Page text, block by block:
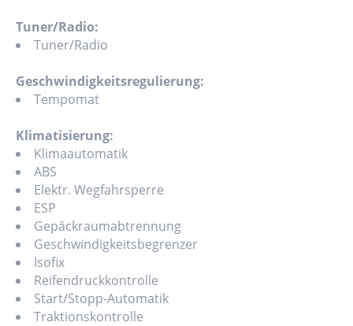
Tuner/Radio:
Tuner/Radio
Geschwindigkeitsregulierung:
Tempomat
Klimatisierung:
Klimaautomatik
ABS
Elektr. Wegfahrsperre
ESP
Gepäckraumabtrennung
Geschwindigkeitsbegrenzer
Isofix
Reifendruckkontrolle
Start/Stopp-Automatik
Traktionskontrolle